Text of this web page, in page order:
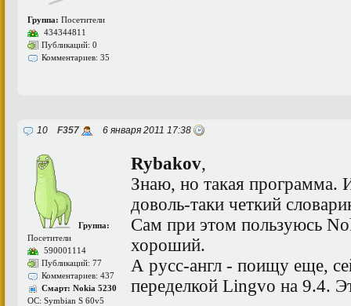
Группа: Посетители
434344811
Публикаций: 0
Комментариев: 35
10 F357 6 января 2011 17:38
Группа:
Посетители
590001114
Публикаций: 77
Комментариев: 437
Смарт: Nokia 5230
ОС: Symbian S 60v5
Rybakov,
Знаю, но такая программа.
доволь-таки четкий
Сам при этом пользуюсь
хороший.
А русс-англ - поищу еще,
переделкой Lingvo на 9.4.